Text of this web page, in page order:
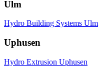
Ulm
Hydro Building Systems Ulm
Uphusen
Hydro Extrusion Uphusen